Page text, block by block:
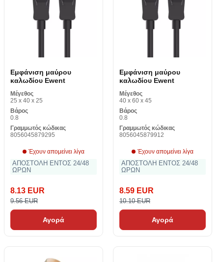
Εμφάνιση μαύρου
καλωδίου Ewent
Μέγεθος
25 x 40 x 25
Βάρος
0.8
Γραμμωτός κώδικας
8056045879295
Έχουν απομείνει λίγα
ΑΠΟΣΤΟΛΗ ΕΝΤΟΣ 24/48
ΩΡΩΝ
8.13 EUR
9.56 EUR
Αγορά
Εμφάνιση μαύρου
καλωδίου Ewent
Μέγεθος
40 x 60 x 45
Βάρος
0.8
Γραμμωτός κώδικας
8056045879912
Έχουν απομείνει λίγα
ΑΠΟΣΤΟΛΗ ΕΝΤΟΣ 24/48
ΩΡΩΝ
8.59 EUR
10.10 EUR
Αγορά